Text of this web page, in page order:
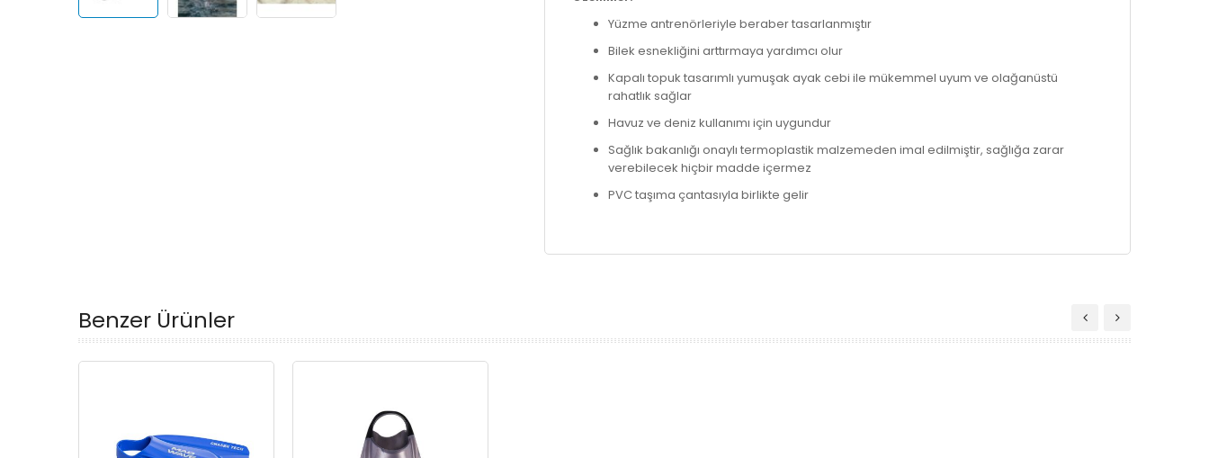
Yüzme antrenörleriyle beraber tasarlanmıştır
Bilek esnekliğini arttırmaya yardımcı olur
Kapalı topuk tasarımlı yumuşak ayak cebi ile mükemmel uyum ve olağanüstü
rahatlık sağlar
Havuz ve deniz kullanımı için uygundur
Sağlık bakanlığı onaylı termoplastik malzemeden imal edilmiştir, sağlığa zarar
verebilecek hiçbir madde içermez
PVC taşıma çantasıyla birlikte gelir
Benzer Ürünler